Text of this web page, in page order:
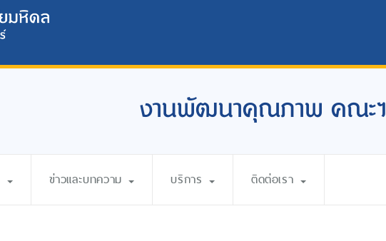
งานพัฒนาคุณภาพ คณะฯ
ข่าวและบทความ บริการ ติดต่อเรา